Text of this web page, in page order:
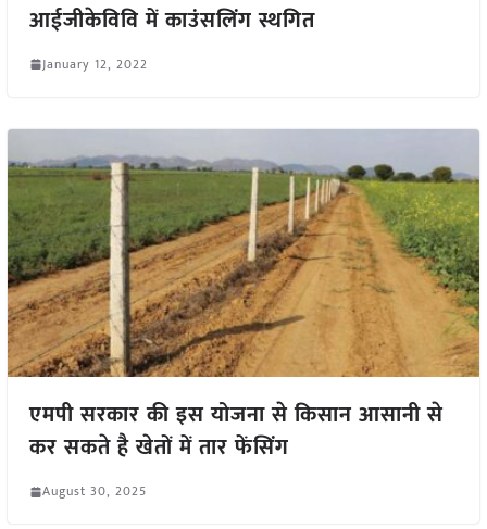
आईजीकेविवि में काउंसलिंग स्थगित
January 12, 2022
एमपी सरकार की इस योजना से किसान आसानी से
कर सकते है खेतों में तार फेंसिंग
August 30, 2025